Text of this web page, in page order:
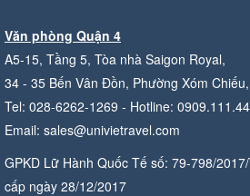
Văn phòng Quận 4
A5-15, Tầng 5, Tòa nhà Saigon Royal,
34 - 35 Bến Vân Đồn, Phường Xóm
Tel: 028-6262-1269 - Hotline:
Email: sales@univietravel.com
GPKD Lữ Hành Quốc Tế số: 79-798/
cấp ngày 28/12/2017